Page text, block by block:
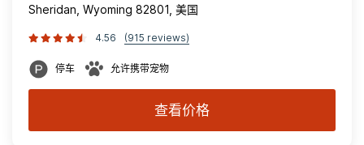
Sheridan, Wyoming 82801, 美国
4.56 (915 reviews)
停车 允许携带宠物
查看价格